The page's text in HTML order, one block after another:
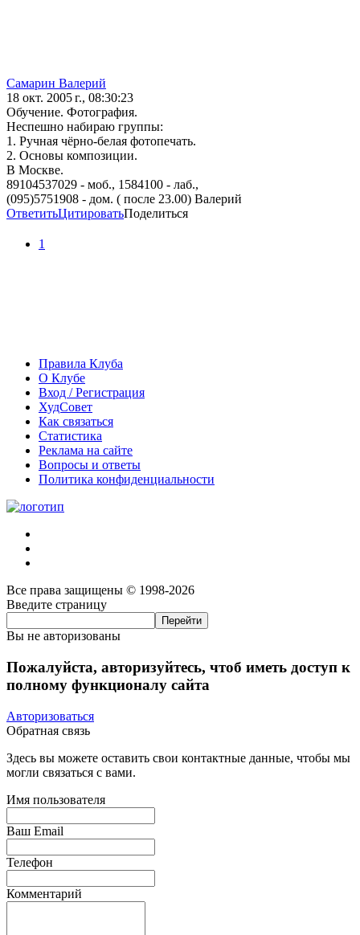
Самарин Валерий
18 окт. 2005 г., 08:30:23
Обучение. Фотография.
Неспешно набираю группы:
1. Ручная чёрно-белая фотопечать.
2. Основы композиции.
В Москве.
89104537029 - моб., 1584100 - лаб.,
(095)5751908 - дом. ( после 23.00) Валерий
ОтветитьЦитироватьПоделиться
1
Правила Клуба
О Клубе
Вход / Регистрация
ХудСовет
Как связаться
Статистика
Реклама на сайте
Вопросы и ответы
Политика конфиденциальности
Все права защищены © 1998-2026
Введите страницу
Вы не авторизованы
Пожалуйста, авторизуйтесь, чтоб иметь доступ к
полному функционалу сайта
Авторизоваться
Обратная связь
Здесь вы можете оставить свои контактные данные, чтобы мы
могли связаться с вами.
Имя пользователя
Ваш Email
Телефон
Комментарий